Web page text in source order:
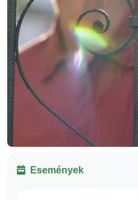
Események